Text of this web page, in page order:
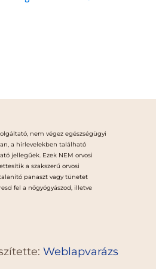
nem végez egészségügyi
a hírlevelekben található
jellegűek. Ezek NEM orvosi
a szakszerű orvosi
panaszt vagy tünetet
fel a nőgyógyászod, illetve
Weblapvarázs